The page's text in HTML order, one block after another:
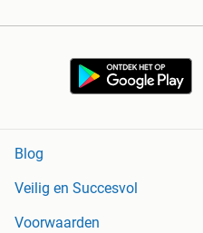
Blog
Veilig en Succesvol
Voorwaarden